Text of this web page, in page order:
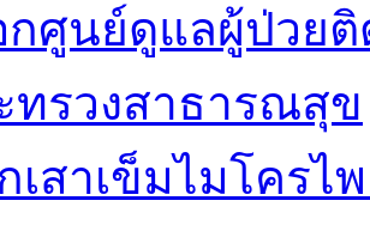
กศูนย์ดูแลผู้ป่วย
ทรวงสาธารณสุข
เสาเข็มไมโคร